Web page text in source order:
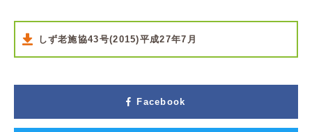
しず老施協43号(2015)平成27年7月
Facebook